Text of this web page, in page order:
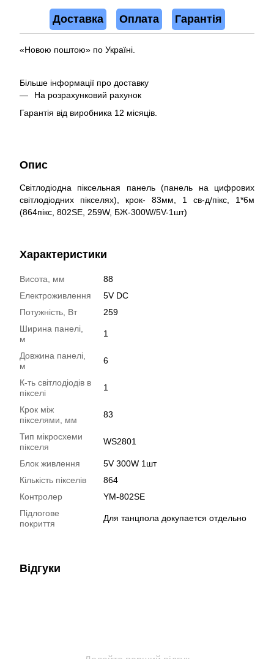
Доставка Оплата Гарантія
«Новою поштою» по Україні.
Більше інформації про доставку
На розрахунковий рахунок
Гарантія від виробника 12 місяців.
Опис
Світлодіодна піксельная панель (панель на цифрових
світлодіодних пікселях), крок- 83мм, 1 св-д/пікс, 1*6м
(864пікс, 802SE, 259W, БЖ-300W/5V-1шт)
Характеристики
Висота, мм
88
Електроживлення
5V DC
Потужність, Вт
259
Ширина панелі,
м
1
Довжина панелі,
м
6
К-ть світлодіодів в
пікселі
1
Крок між
пікселями, мм
83
Тип мікросхеми
пікселя
WS2801
Блок живлення
5V 300W 1шт
Кількість пікселів
864
Контролер
YM-802SE
Підлогове
покриття
Для танцпола докупается отдельно
Відгуки